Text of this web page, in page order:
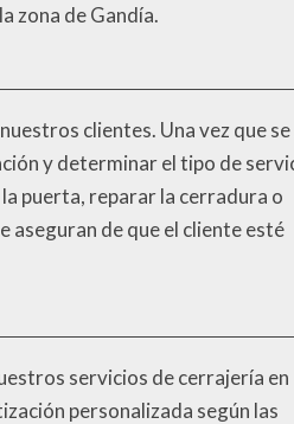
zona de Gandía.
clientes. Una vez que se
y determinar el tipo de
puerta, reparar la cerradura o
aseguran de que el cliente esté
servicios de cerrajería en
personalizada según las